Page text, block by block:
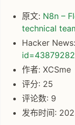
原文: N8n –
technical
Hacker News:
id=43879282
作者: XCSme
评分: 25
评论数: 9
发布时间: